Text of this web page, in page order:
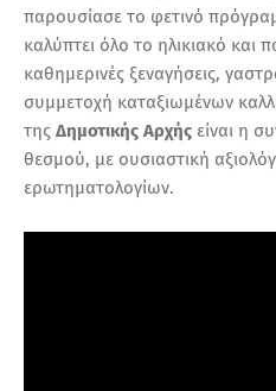
παρουσίασε το φετινό
καλύπτει όλο το ηλικιακό και
καθημερινές ξεναγήσεις,
συμμετοχή καταξιωμένων
της Δημοτικής Αρχής είναι η
θεσμού, με ουσιαστική
ερωτηματολογίων.